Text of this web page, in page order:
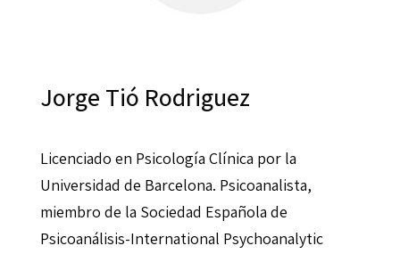
Jorge Tió Rodriguez
Licenciado en Psicología Clínica por la
Universidad de Barcelona. Psicoanalista,
miembro de la Sociedad Española de
Psicoanálisis-International Psychoanalytic